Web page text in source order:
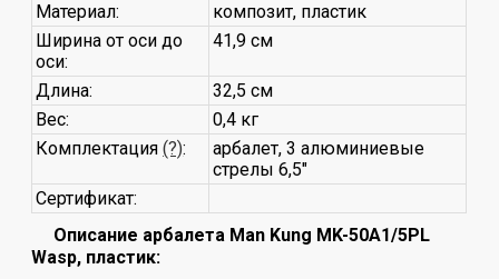
Материал:
композит, пластик
Ширина от оси до
оси:
41,9 см
Длина:
32,5 см
Вес:
0,4 кг
Комплектация(?):
арбалет, 3 алюминиевые
стрелы 6,5"
Сертификат:
Описание арбалета Man Kung MK-50A1/5PL
Wasp, пластик: